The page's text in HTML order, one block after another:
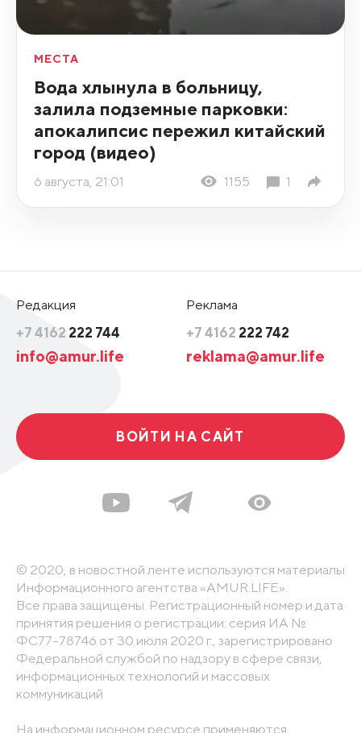
МЕСТА
Вода хлынула в больницу,
залила подземные парковки:
апокалипсис пережил китайский
город (видео)
6 августа, 21:01 1155 1
Редакция
+7 4162 222 744
info@amur.life
Реклама
+7 4162 222 742
reklama@amur.life
ВОЙТИ НА САЙТ
© 2020, в новостной ленте используются материалы
Информационного агентства «AMUR.LIFE».
Все права защищены. Регистрационный номер и дата
принятия решения о регистрации: серия ИА №
ФС77-78746 от 30 июля 2020 г., зарегистрировано
Федеральной службой по надзору в сфере связи,
информационных технологий и массовых
коммуникаций
На информационном ресурсе применяются